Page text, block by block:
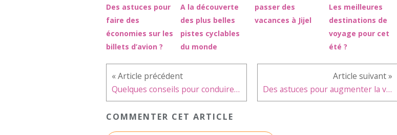
Des astuces pour
faire des
économies sur les
billets d’avion ?
A la découverte
des plus belles
pistes cyclables
du monde
passer des
vacances à Jijel
Les meilleures
destinations de
voyage pour cet
été ?
Quelques conseils pour conduire une trottinette électrique en toute sécurité Des astuces pour augmenter la vitesse de son ordinateur
COMMENTER CET ARTICLE